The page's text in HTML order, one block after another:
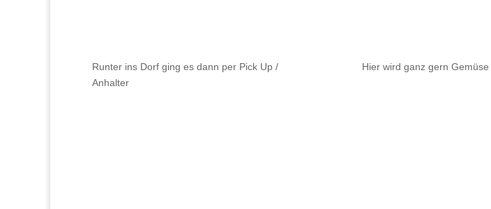
Runter ins Dorf ging es dann per Pick Up /
Anhalter
Hier wird ganz gern